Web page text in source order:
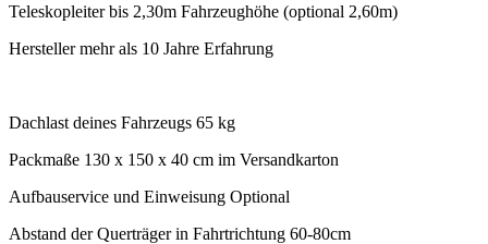
Teleskopleiter bis 2,30m Fahrzeughöhe (optional 2,60m)
Hersteller mehr als 10 Jahre Erfahrung
Dachlast deines Fahrzeugs 65 kg
Packmaße 130 x 150 x 40 cm im Versandkarton
Aufbauservice und Einweisung Optional
Abstand der Querträger in Fahrtrichtung 60-80cm